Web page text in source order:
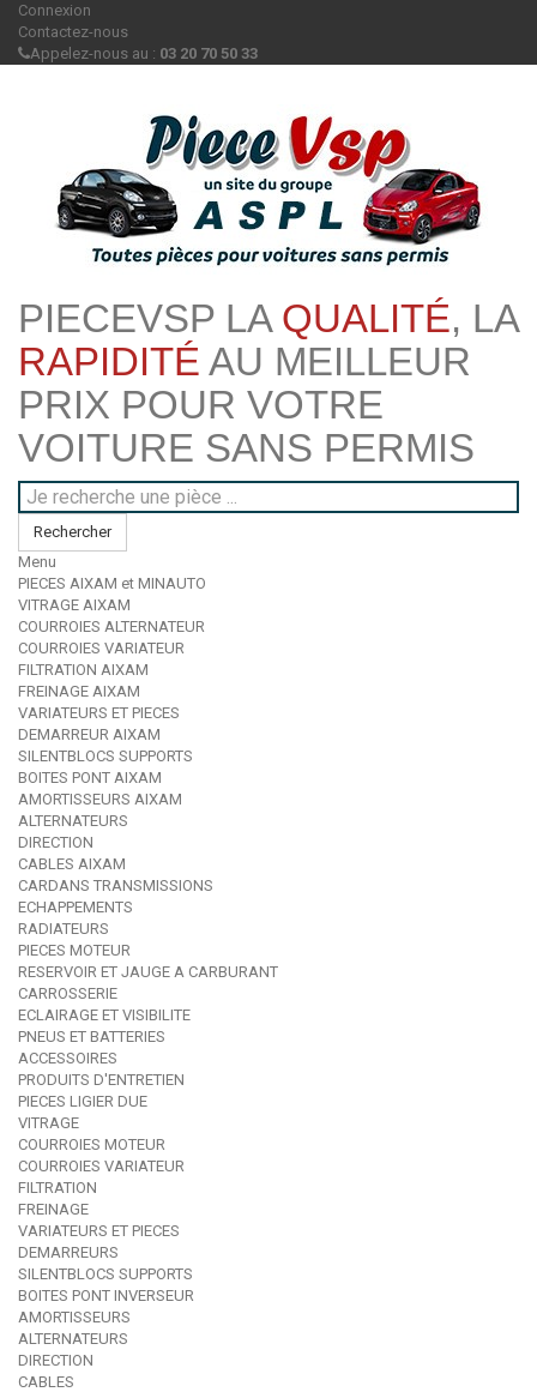
Connexion
Contactez-nous
Appelez-nous au : 03 20 70 50 33
PIECEVSP LA QUALITÉ, LA
RAPIDITÉ AU MEILLEUR
PRIX POUR VOTRE
VOITURE SANS PERMIS
Rechercher
Menu
PIECES AIXAM et MINAUTO
VITRAGE AIXAM
COURROIES ALTERNATEUR
COURROIES VARIATEUR
FILTRATION AIXAM
FREINAGE AIXAM
VARIATEURS ET PIECES
DEMARREUR AIXAM
SILENTBLOCS SUPPORTS
BOITES PONT AIXAM
AMORTISSEURS AIXAM
ALTERNATEURS
DIRECTION
CABLES AIXAM
CARDANS TRANSMISSIONS
ECHAPPEMENTS
RADIATEURS
PIECES MOTEUR
RESERVOIR ET JAUGE A CARBURANT
CARROSSERIE
ECLAIRAGE ET VISIBILITE
PNEUS ET BATTERIES
ACCESSOIRES
PRODUITS D'ENTRETIEN
PIECES LIGIER DUE
VITRAGE
COURROIES MOTEUR
COURROIES VARIATEUR
FILTRATION
FREINAGE
VARIATEURS ET PIECES
DEMARREURS
SILENTBLOCS SUPPORTS
BOITES PONT INVERSEUR
AMORTISSEURS
ALTERNATEURS
DIRECTION
CABLES